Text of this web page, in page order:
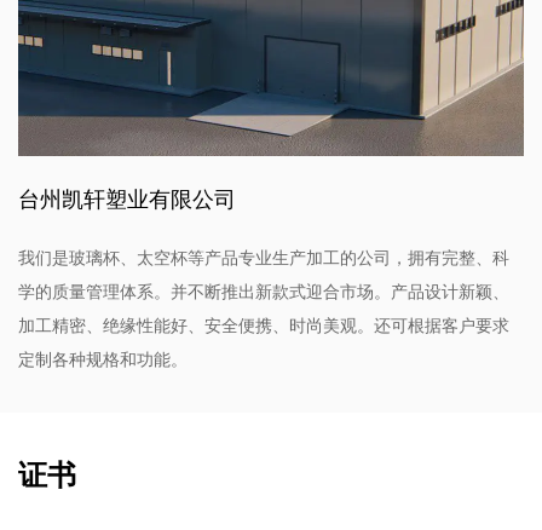
能，这款水瓶是寻求优良补水解决方案的人的绝妙选择。
台州凯轩塑业有限公司
我们是玻璃杯、太空杯等产品专业生产加工的公司，拥有完整、科
学的质量管理体系。并不断推出新款式迎合市场。产品设计新颖、
加工精密、绝缘性能好、安全便携、时尚美观。还可根据客户要求
定制各种规格和功能。
证书